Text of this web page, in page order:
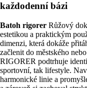
každodenní bázi
Batoh rigorer Růžový
estetikou a praktickým
dimenzi, která dokáže
začlenit do městského
RIGORER podtrhuje
sportovní, tak lifestyle.
harmonické linie a